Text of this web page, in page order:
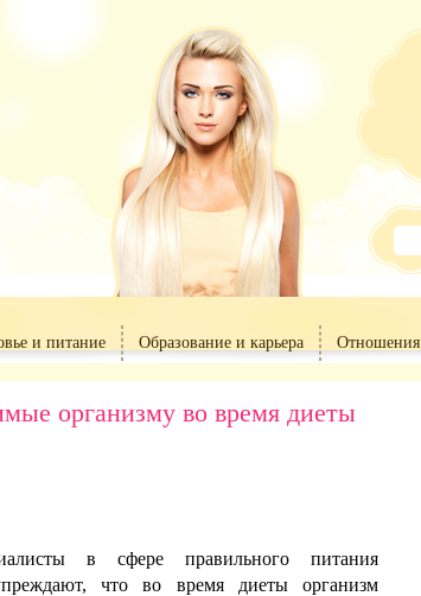
и питание Образование и карьера Отношения
организму во время диеты
в сфере правильного питания
что во время диеты организм